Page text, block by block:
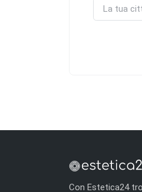
Con Estetica24